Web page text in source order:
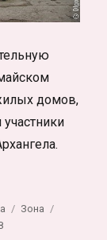
домов,
Метки
Зона